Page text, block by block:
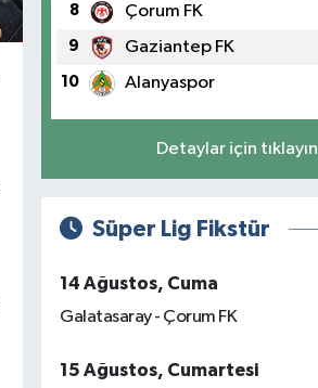
8 Çorum FK
9 Gaziantep FK
10 Alanyaspor
Detaylar için tıklayın
Süper Lig Fikstür
14 Ağustos, Cuma
Galatasaray - Çorum FK
15 Ağustos, Cumartesi